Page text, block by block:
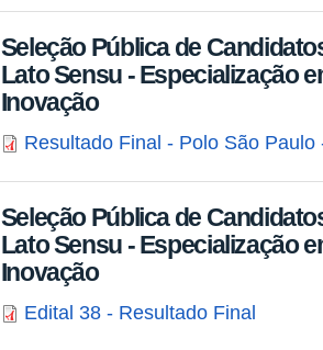
Seleção Pública de
Lato Sensu - Especialização
Inovação
Resultado Final - Polo São Paulo
Seleção Pública de
Lato Sensu - Especialização
Inovação
Edital 38 - Resultado Final